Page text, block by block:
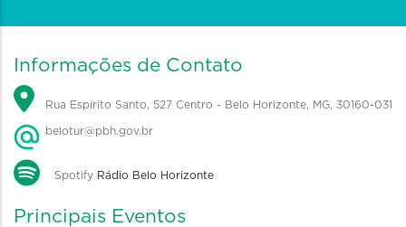
Informações de Contato
Rua Espírito Santo, 527 Centro - Belo Horizonte, MG, 30160-031
belotur@pbh.gov.br
Spotify Rádio Belo Horizonte
Principais Eventos